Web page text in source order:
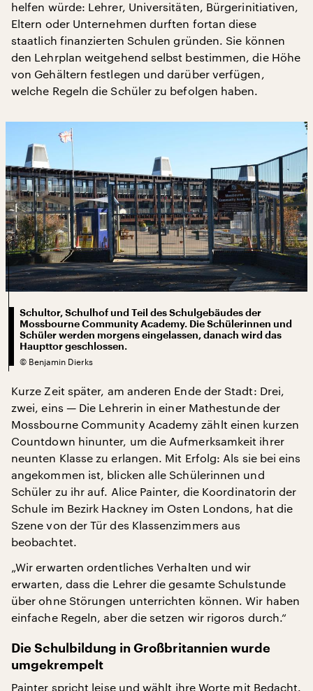
helfen würde: Lehrer, Universitäten, Bürgerinitiativen,
Eltern oder Unternehmen durften fortan diese
staatlich finanzierten Schulen gründen. Sie können
den Lehrplan weitgehend selbst bestimmen, die Höhe
von Gehältern festlegen und darüber verfügen,
welche Regeln die Schüler zu befolgen haben.
Schultor, Schulhof und Teil des Schulgebäudes der
Mossbourne Community Academy. Die Schülerinnen und
Schüler werden morgens eingelassen, danach wird das
Haupttor geschlossen.
© Benjamin Dierks
Kurze Zeit später, am anderen Ende der Stadt: Drei,
zwei, eins — Die Lehrerin in einer Mathestunde der
Mossbourne Community Academy zählt einen kurzen
Countdown hinunter, um die Aufmerksamkeit ihrer
neunten Klasse zu erlangen. Mit Erfolg: Als sie bei eins
angekommen ist, blicken alle Schülerinnen und
Schüler zu ihr auf. Alice Painter, die Koordinatorin der
Schule im Bezirk Hackney im Osten Londons, hat die
Szene von der Tür des Klassenzimmers aus
beobachtet.
„Wir erwarten ordentliches Verhalten und wir
erwarten, dass die Lehrer die gesamte Schulstunde
über ohne Störungen unterrichten können. Wir haben
einfache Regeln, aber die setzen wir rigoros durch.“
Die Schulbildung in Großbritannien wurde
umgekrempelt
Painter spricht leise und wählt ihre Worte mit Bedacht.